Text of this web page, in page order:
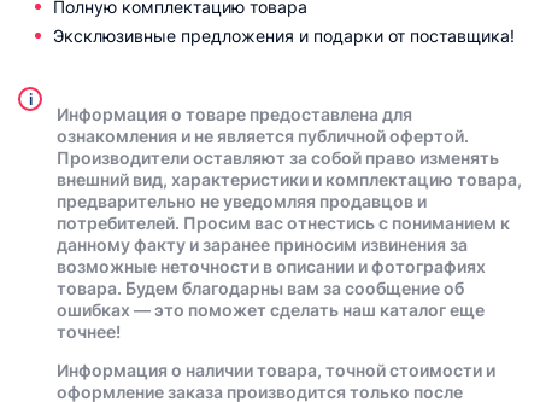
Полную комплектацию товара
Эксклюзивные предложения и подарки от поставщика!
i
Информация о товаре предоставлена для
ознакомления и не является публичной офертой.
Производители оставляют за собой право изменять
внешний вид, характеристики и комплектацию товара,
предварительно не уведомляя продавцов и
потребителей. Просим вас отнестись с пониманием к
данному факту и заранее приносим извинения за
возможные неточности в описании и фотографиях
товара. Будем благодарны вам за сообщение об
ошибках — это поможет сделать наш каталог еще
точнее!
Информация о наличии товара, точной стоимости и
оформление заказа производится только после